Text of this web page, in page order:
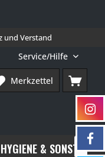
und Verstand
Service/Hilfe
Merkzettel
HYGIENE & SONSTIGES